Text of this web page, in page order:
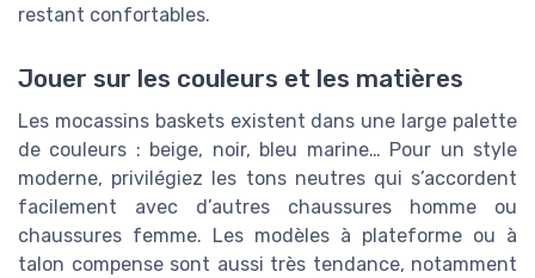
restant confortables.
Jouer sur les couleurs et les matières
Les mocassins baskets existent dans une large palette
de couleurs : beige, noir, bleu marine… Pour un style
moderne, privilégiez les tons neutres qui s’accordent
facilement avec d’autres chaussures homme ou
chaussures femme. Les modèles à plateforme ou à
talon compense sont aussi très tendance, notamment